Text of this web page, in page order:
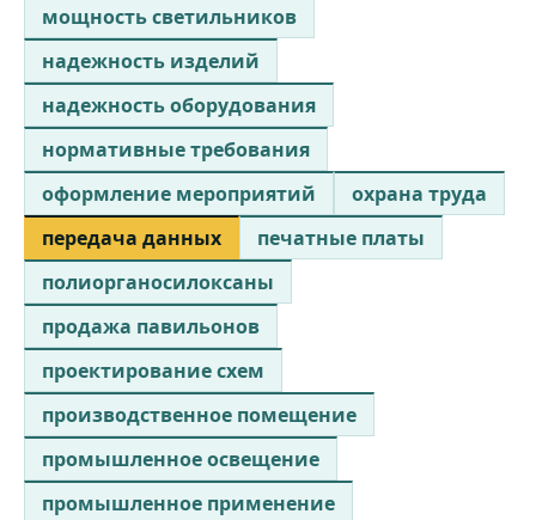
мощность светильников
надежность изделий
надежность оборудования
нормативные требования
оформление мероприятий
охрана труда
передача данных
печатные платы
полиорганосилоксаны
продажа павильонов
проектирование схем
производственное помещение
промышленное освещение
промышленное применение